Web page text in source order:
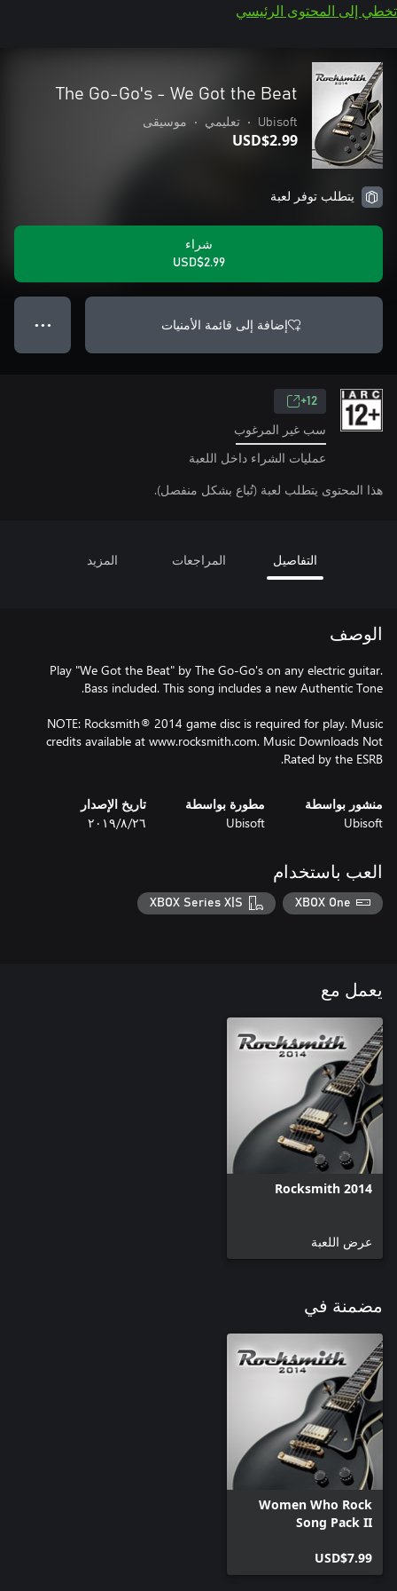
تخطي إلى المحتوى الرئيسي
The Go-Go's - We Got the Beat
Ubisoft
• تعليمي • موسيقى
USD$2.99
يتطلب توفر لعبة
شراء
USD$2.99
إضافة إلى قائمة الأمنيات ● ● ●
12+
سب غير المرغوب
عمليات الشراء داخل اللعبة
هذا المحتوى يتطلب لعبة (تُباع بشكل منفصل).
التفاصيل المراجعات المزيد
الوصف
Play "We Got the Beat" by The Go-Go's on any electric guitar.
NOTE: Rocksmith® 2014 game disc is required for play. Music
credits available at www.rocksmith.com. Music Downloads Not
Rated by the ESRB.
منشور بواسطة
Ubisoft
مطورة بواسطة
Ubisoft
تاريخ الإصدار
٢٦‏/٨‏/٢٠١٩
العب باستخدام
XBOX One
XBOX Series X|S
يعمل مع
Rocksmith 2014
عرض اللعبة
مضمنة في
Women Who Rock
Song Pack II
USD$7.99